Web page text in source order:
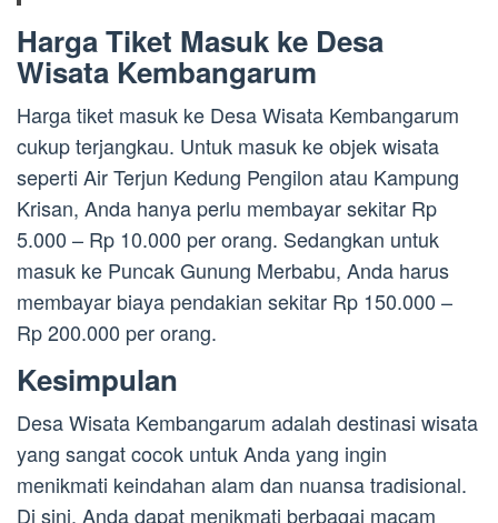
Harga Tiket Masuk ke Desa
Wisata Kembangarum
Harga tiket masuk ke Desa Wisata Kembangarum
cukup terjangkau. Untuk masuk ke objek wisata
seperti Air Terjun Kedung Pengilon atau Kampung
Krisan, Anda hanya perlu membayar sekitar Rp
5.000 – Rp 10.000 per orang. Sedangkan untuk
masuk ke Puncak Gunung Merbabu, Anda harus
membayar biaya pendakian sekitar Rp 150.000 –
Rp 200.000 per orang.
Kesimpulan
Desa Wisata Kembangarum adalah destinasi wisata
yang sangat cocok untuk Anda yang ingin
menikmati keindahan alam dan nuansa tradisional.
Di sini, Anda dapat menikmati berbagai macam